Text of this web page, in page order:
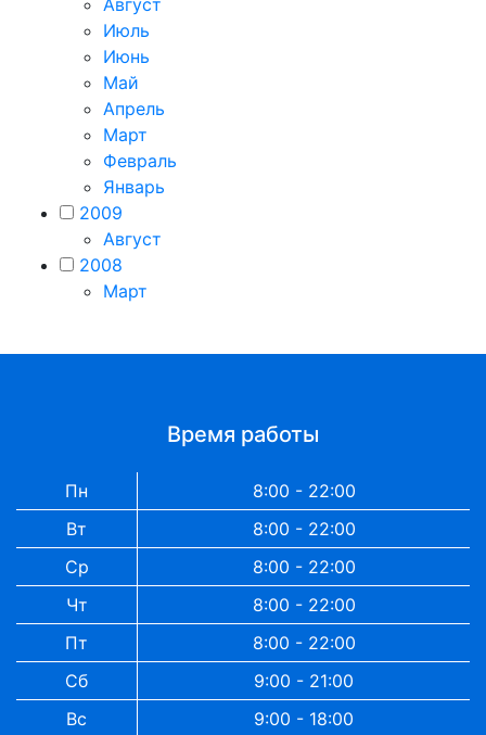
Август
Июль
Июнь
Май
Апрель
Март
Февраль
Январь
2009
Август
2008
Март
Время работы
Пн
8:00 - 22:00
Вт
8:00 - 22:00
Ср
8:00 - 22:00
Чт
8:00 - 22:00
Пт
8:00 - 22:00
Сб
9:00 - 21:00
Вс
9:00 - 18:00